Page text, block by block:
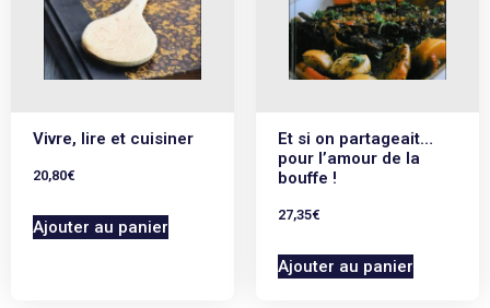
Vivre, lire et cuisiner
20,80€
Ajouter au panier
Et si on partageait…
pour l’amour de la
bouffe !
27,35€
Ajouter au panier